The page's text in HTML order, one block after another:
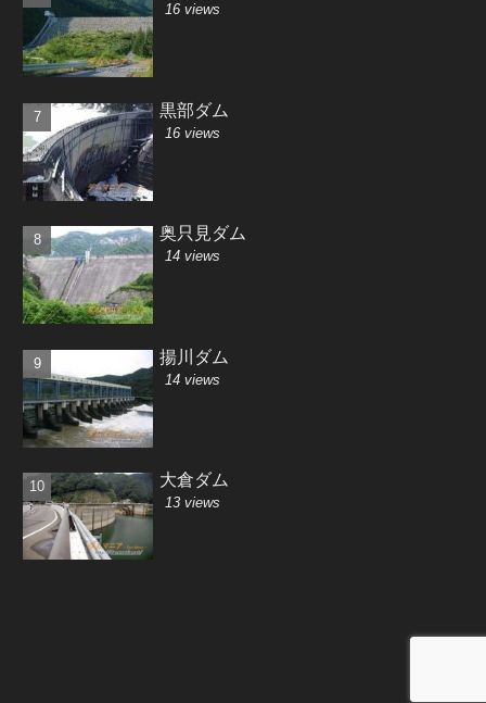
16 views
黒部ダム
16 views
奥只見ダム
14 views
揚川ダム
14 views
大倉ダム
13 views